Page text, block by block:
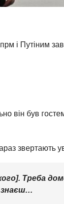
і Путіним
він був
звертають
Треба
знаєш…